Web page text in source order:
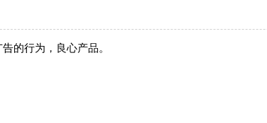
的行为，良心产品。